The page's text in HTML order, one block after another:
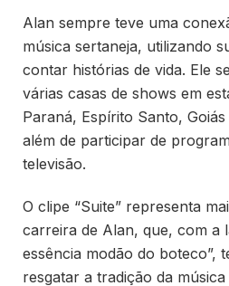
Alan sempre teve uma
música sertaneja, utilizando
contar histórias de vida. Ele
várias casas de shows em
Paraná, Espírito Santo,
além de participar de
televisão.
O clipe “Suite” representa
carreira de Alan, que, com a
essência modão do boteco”,
resgatar a tradição da